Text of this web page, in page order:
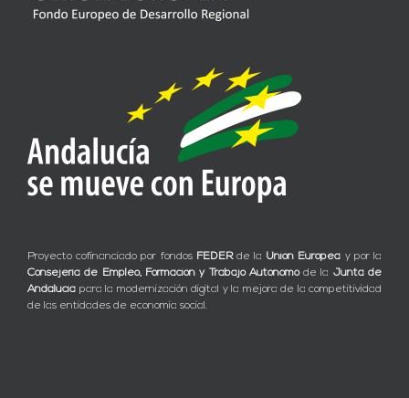
Proyecto cofinanciado por fondos FEDERde la Unión Europea y por la
Consejería de Empleo, Formación y Trabajo Autónomode la Junta de
Andalucía para la modernización digital y la mejora de la competitividad
de las entidades de economía social.